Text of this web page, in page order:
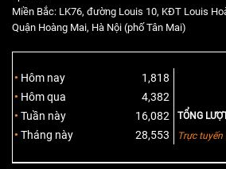
Miền Bắc: LK76, đường Louis 10, KĐT Louis
Quận Hoàng Mai, Hà Nội (phố Tân Mai)
Hôm nay
1,818
Hôm qua
4,382
Tuần này
16,082
Tháng này
28,553
TỔNG
Trực tuyến